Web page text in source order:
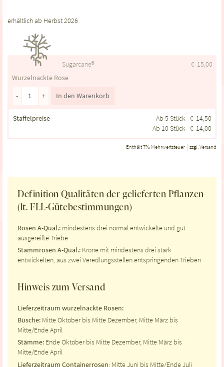
erhältlich ab Herbst 2026
Sugarcane® € 15,00
Wurzelnackte Rose
- + In den Warenkorb
Staffelpreise Ab 5 Stück € 14,50
Ab 10 Stück € 14,00
Enthält 7% Mehrwertsteuer zzgl.Versand
Definition Qualitäten der gelieferten Pflanzen
(lt. FLL-Gütebestimmungen)
Rosen A-Qual.: mindestens drei normal entwickelte und gut
ausgereifte Triebe
Stammrosen A-Qual.: Krone mit mindestens drei stark
entwickelten, aus zwei Veredlungsstellen entspringenden Trieben
Hinweis zum Versand
Lieferzeitraum wurzelnackte Rosen:
Büsche: Mitte Oktober bis Mitte Dezember, Mitte März bis
Mitte/Ende April
Stämme: Ende Oktober bis Mitte Dezember, Mitte März bis
Mitte/Ende April
Lieferzeitraum Containerrosen: Mitte Juni bis Mitte/Ende Juli